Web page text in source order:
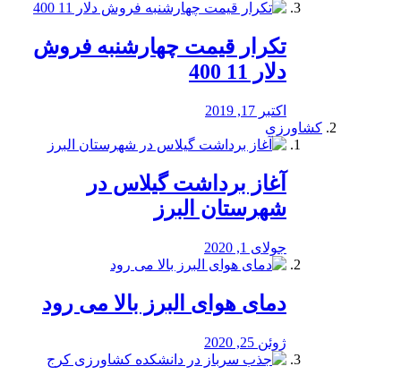
تکرار قیمت چهارشنبه فروش
دلار 11 400
اکتبر 17, 2019
کشاورزی
آغاز برداشت گیلاس در
شهرستان البرز
جولای 1, 2020
دمای هوای البرز بالا می رود
ژوئن 25, 2020